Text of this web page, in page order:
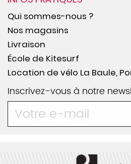
Qui sommes-nous ?
Nos magasins
Livraison
École de Kitesurf
Location de vélo La Baule,
Inscrivez-vous à notre